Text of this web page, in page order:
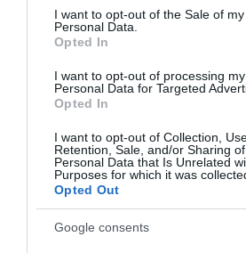
consent section.
I want to opt-out of the Sale of my
Personal Data.
Opted In
I want to opt-out of processing my
Personal Data for Targeted
Opted In
I want to opt-out of Collection,
Retention, Sale, and/or Sharing
Personal Data that Is Unrelated
Purposes for which it was
Opted Out
Google consents
Corvara in Badia, situată în Val
atmosferă liniștită, dar
Dolomiților. Localitatea este
toate părțile de munți, așa că
garantate. Nu departe de centru
pasuri Sella și Gardena, prin care
cele mai frumoase drumuri
este Parcul Natural Puez-Odle,